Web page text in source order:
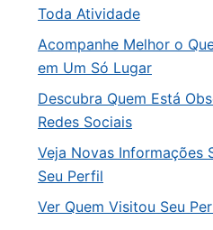
Toda Atividade
Acompanhe Melhor o
em Um Só Lugar
Descubra Quem Está
Redes Sociais
Veja Novas Informações
Seu Perfil
Ver Quem Visitou Seu